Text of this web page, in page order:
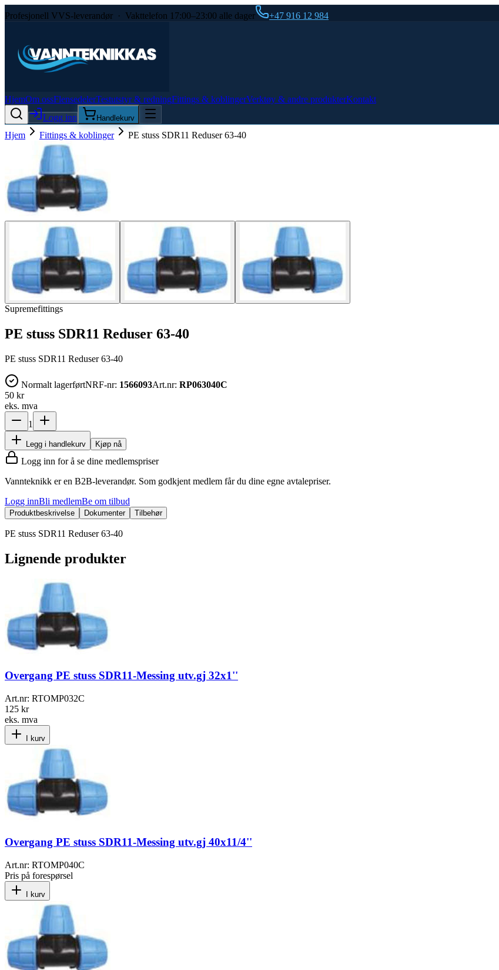
Profesjonell VVS-leverandør · Vakttelefon 17:00–23:00 alle dager +47 916 12 984
HjemOm ossFlensedelerTestutstyr & redningFittings & koblingerVerktøy & andre produkterKontakt
Logg inn
Handlekurv
Hjem Fittings & koblinger PE stuss SDR11 Reduser 63-40
Supremefittings
PE stuss SDR11 Reduser 63-40
PE stuss SDR11 Reduser 63-40
Normalt lagerførtNRF-nr: 1566093Art.nr: RP063040C
50 kr
eks. mva
1
Legg i handlekurv Kjøp nå
Logg inn for å se dine medlemspriser
Vannteknikk er en B2B-leverandør. Som godkjent medlem får du dine egne avtalepriser.
Logg innBli medlemBe om tilbud
Produktbeskrivelse Dokumenter Tilbehør
PE stuss SDR11 Reduser 63-40
Lignende produkter
Overgang PE stuss SDR11-Messing utv.gj 32x1''
Art.nr: RTOMP032C
125 kr
eks. mva
I kurv
Overgang PE stuss SDR11-Messing utv.gj 40x11/4''
Art.nr: RTOMP040C
Pris på forespørsel
I kurv